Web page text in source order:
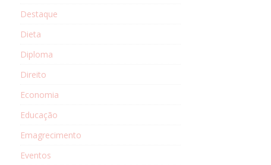
Destaque
Dieta
Diploma
Direito
Economia
Educação
Emagrecimento
Eventos